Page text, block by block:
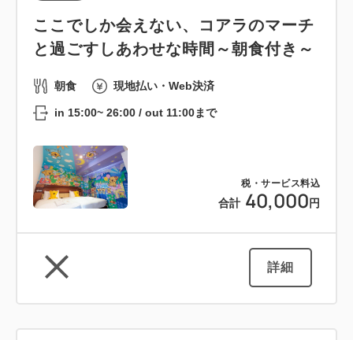
税・サービス料込
合計 40,000 円
ここでしか会えない、コアラのマーチ
と過ごすしあわせな時間～朝食付き～
朝食 現地払い・Web決済
in 15:00~ 26:00 / out 11:00まで
詳細